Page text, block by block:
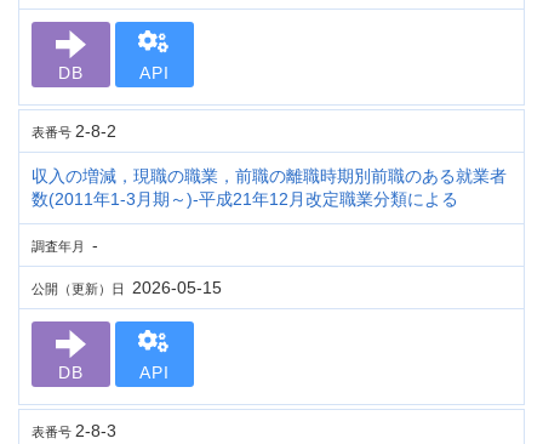
DB API
表番号 2-8-2
収入の増減，現職の職業，前職の離職時期別前職のある就業者
数(2011年1-3月期～)-平成21年12月改定職業分類による
調査年月 -
公開（更新）日 2026-05-15
DB API
表番号 2-8-3